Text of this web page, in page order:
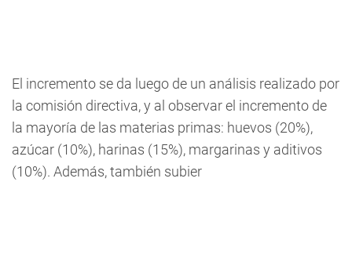
El incremento se da luego de un análisis realizado por
la comisión directiva, y al observar el incremento de
la mayoría de las materias primas: huevos (20%),
azúcar (10%), harinas (15%), margarinas y aditivos
(10%). Además, también subier